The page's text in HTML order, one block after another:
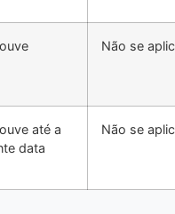
Não se
até a
data
Não se